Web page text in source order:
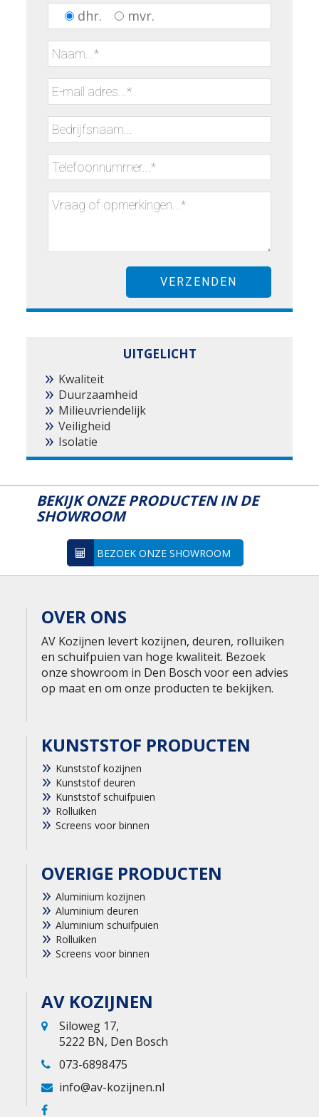
dhr. mvr.
UITGELICHT
Kwaliteit
Duurzaamheid
Milieuvriendelijk
Veiligheid
Isolatie
BEKIJK ONZE PRODUCTEN IN DE
SHOWROOM
BEZOEK ONZE SHOWROOM
OVER ONS
AV Kozijnen levert kozijnen, deuren, rolluiken
en schuifpuien van hoge kwaliteit. Bezoek
onze showroom in Den Bosch voor een advies
op maat en om onze producten te bekijken.
KUNSTSTOF PRODUCTEN
Kunststof kozijnen
Kunststof deuren
Kunststof schuifpuien
Rolluiken
Screens voor binnen
OVERIGE PRODUCTEN
Aluminium kozijnen
Aluminium deuren
Aluminium schuifpuien
Rolluiken
Screens voor binnen
AV KOZIJNEN
Siloweg 17,
5222 BN, Den Bosch
073-6898475
info@av-kozijnen.nl